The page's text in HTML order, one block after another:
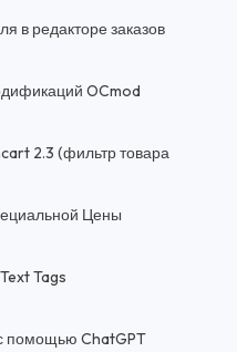
в редакторе заказов
OCmod
2.3 (фильтр товара
Цены
Tags
помощью ChatGPT